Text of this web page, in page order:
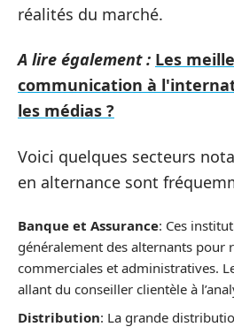
réalités du marché.
A lire également : Les
communication à
les médias ?
Voici quelques secteurs
en alternance sont
Banque et Assurance: Ces
généralement des alternants pour
commerciales et administratives.
allant du conseiller clientèle à
Distribution: La grande